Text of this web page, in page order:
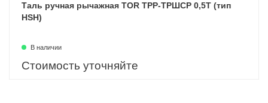
Таль ручная рычажная TOR ТРР-ТРШСР 0,5Т (тип
HSH)
В наличии
Стоимость уточняйте